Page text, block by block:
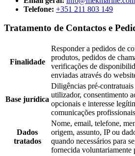
Telefone: +351 211 803 149
Tratamento de Contactos e
Finalidade
Responder a pedidos de
produtos, pedidos de
verificações de
enviadas através do
Base jurídica
Diligências pré-
utilizador, consentimento
opcionais e interesse
comunicações
Dados
tratados
Nome, email, telefone,
origem, assunto, IP ou
quando necessários para
fornecida voluntariamente